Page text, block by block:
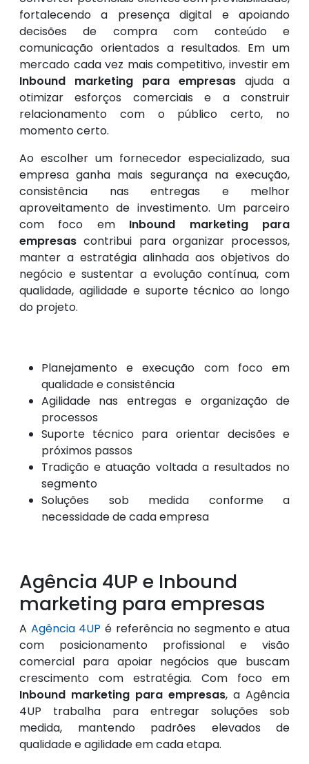
fortalecendo a presença digital e apoiando
decisões de compra com conteúdo e
comunicação orientados a resultados. Em um
mercado cada vez mais competitivo, investir em
Inbound marketing para empresas ajuda a
otimizar esforços comerciais e a construir
relacionamento com o público certo, no
momento certo.
Ao escolher um fornecedor especializado, sua
empresa ganha mais segurança na execução,
consistência nas entregas e melhor
aproveitamento de investimento. Um parceiro
com foco em Inbound marketing para
empresas contribui para organizar processos,
manter a estratégia alinhada aos objetivos do
negócio e sustentar a evolução contínua, com
qualidade, agilidade e suporte técnico ao longo
do projeto.
Planejamento e execução com foco em
qualidade e consistência
Agilidade nas entregas e organização de
processos
Suporte técnico para orientar decisões e
próximos passos
Tradição e atuação voltada a resultados no
segmento
Soluções sob medida conforme a
necessidade de cada empresa
Agência 4UP e Inbound
marketing para empresas
A Agência 4UP é referência no segmento e atua
com posicionamento profissional e visão
comercial para apoiar negócios que buscam
crescimento com estratégia. Com foco em
Inbound marketing para empresas, a Agência
4UP trabalha para entregar soluções sob
medida, mantendo padrões elevados de
qualidade e agilidade em cada etapa.